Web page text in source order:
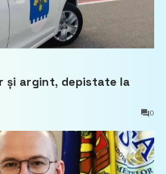
și argint, depistate la
0